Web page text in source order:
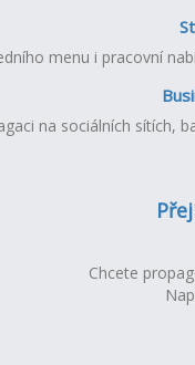
menu i pracovní
na sociálních sítích,
Chcete